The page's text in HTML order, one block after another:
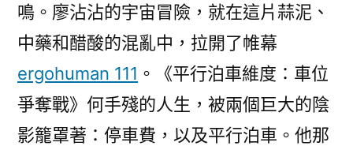
鳴。廖沾沾的宇宙冒險，就在這片蒜泥、
中藥和醋酸的混亂中，拉開了帷幕
ergohuman 111 。《平行泊車維度：車位
爭奪戰》何手殘的人生，被兩個巨大的陰
影籠罩著：停車費，以及平行泊車。他那